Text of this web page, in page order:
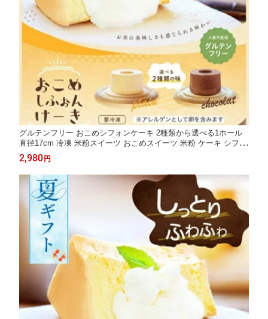
グルテンフリー おこめシフォンケーキ 2種類から選べる1ホール
直径17cm 冷凍 米粉スイーツ おこめスイーツ 米粉 ケーキ シフォ
ンケーキ ご褒美 ご褒美スイーツ 季節の贈り物 クリスマスプレゼ
ント バレンタイン ホワイトデー 誕生日 誕生日プレゼント ギフト
2,980 円